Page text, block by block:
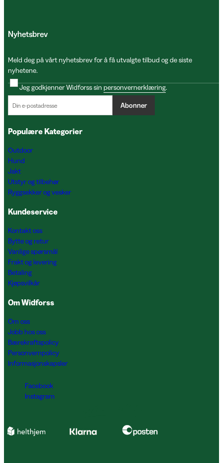
Nyhetsbrev
Meld deg på vårt nyhetsbrev for å få utvalgte tilbud og de siste
nyhetene.
Jeg godkjenner Widforss sin personvernerklæring.
Abonner
Populære Kategorier
Outdoor
Hund
Jakt
Utstyr og tilbehør
Ryggsekker og vesker
Kundeservice
Kontakt oss
Bytte og retur
Vanlige spørsmål
Frakt og levering
Betaling
Kjøpsvilkår
Om Widforss
Om oss
Jobb hos oss
Bærekraftspolicy
Personvernpolicy
Informasjonskapsler
Facebook
Instagram